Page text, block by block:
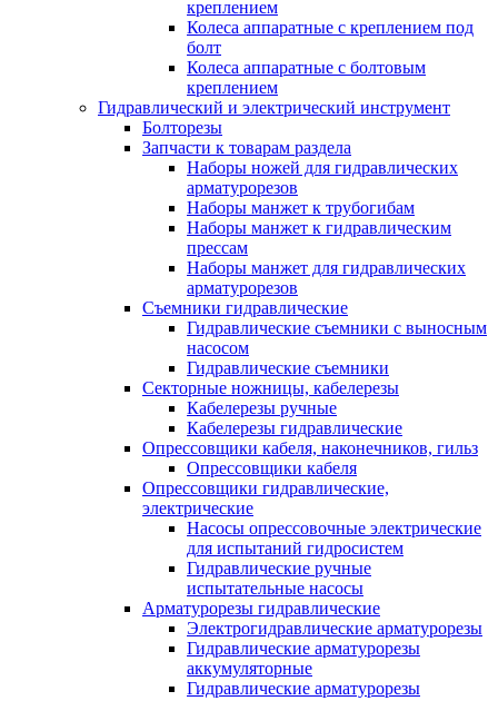
креплением
Колеса аппаратные с креплением под
болт
Колеса аппаратные с болтовым
креплением
Гидравлический и электрический инструмент
Болторезы
Запчасти к товарам раздела
Наборы ножей для гидравлических
арматурорезов
Наборы манжет к трубогибам
Наборы манжет к гидравлическим
прессам
Наборы манжет для гидравлических
арматурорезов
Съемники гидравлические
Гидравлические cъемники с выносным
насосом
Гидравлические съемники
Секторные ножницы, кабелерезы
Кабелерезы ручные
Кабелерезы гидравлические
Опрессовщики кабеля, наконечников, гильз
Опрессовщики кабеля
Опрессовщики гидравлические,
электрические
Насосы опрессовочные электрические
для испытаний гидросистем
Гидравлические ручные
испытательные насосы
Арматурорезы гидравлические
Электрогидравлические арматурорезы
Гидравлические арматурорезы
аккумуляторные
Гидравлические арматурорезы